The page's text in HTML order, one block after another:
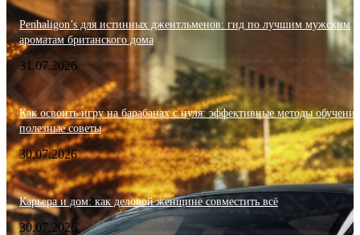
Penhaligon’s для истинных джентльменов: гид по лучшим мужским
ароматам британского дома
31.07.2026
Как освоить игру на барабанах с нуля: эффективные методы
полезные советы
30.07.2026
Карьера и дом: как деловой женщине совместить всё
30.07.2026